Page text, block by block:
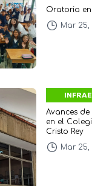
Oratoria
Mar 25,
Avances
en el
Cristo Rey
Mar 25,